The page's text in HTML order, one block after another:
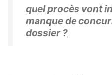
quel procès vont
manque de
dossier ?